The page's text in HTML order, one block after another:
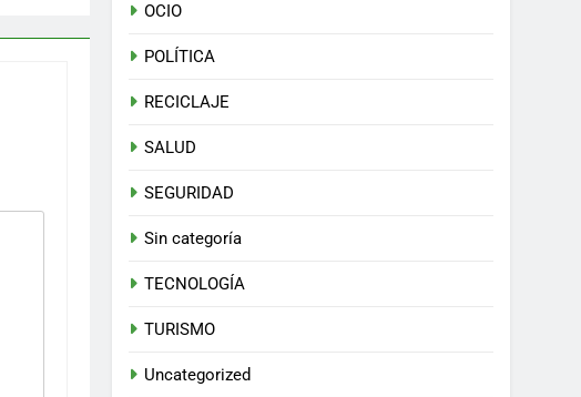
OCIO
POLÍTICA
RECICLAJE
SALUD
SEGURIDAD
Sin categoría
TECNOLOGÍA
TURISMO
Uncategorized